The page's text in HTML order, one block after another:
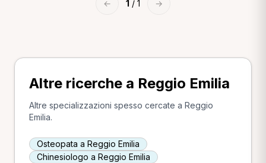
← 1 / 1 →
Altre ricerche a Reggio Emilia
Altre specializzazioni spesso cercate a Reggio
Emilia.
Osteopata a Reggio Emilia
Chinesiologo a Reggio Emilia